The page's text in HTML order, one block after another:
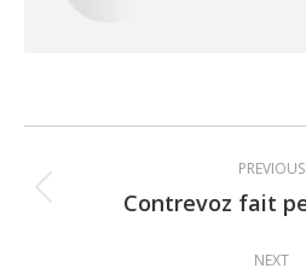
navigation
PREVIOUS
Contrevoz fait
NEXT